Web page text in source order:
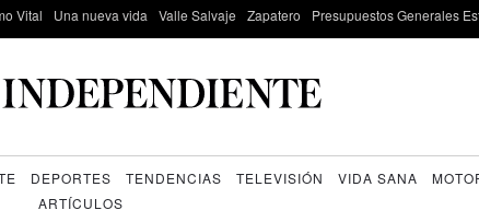
Vital Una nueva vida Valle Salvaje Zapatero Presupuestos Generales
DEPORTES TENDENCIAS TELEVISIÓN VIDA SANA
ARTÍCULOS